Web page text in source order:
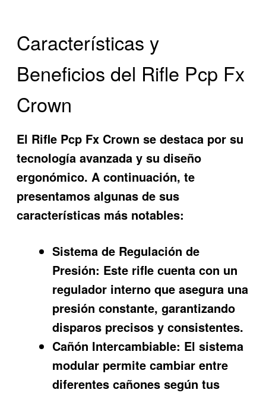
Características y
Beneficios del Rifle Pcp Fx
Crown
El Rifle Pcp Fx Crown se destaca por su
tecnología avanzada y su diseño
ergonómico. A continuación, te
presentamos algunas de sus
características más notables:
Sistema de Regulación de
Presión: Este rifle cuenta con un
regulador interno que asegura una
presión constante, garantizando
disparos precisos y consistentes.
Cañón Intercambiable: El sistema
modular permite cambiar entre
diferentes cañones según tus